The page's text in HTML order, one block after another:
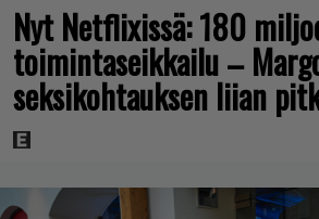
Nyt Netflixissä: 180
toimintaseikkailu –
seksikohtauksen liian